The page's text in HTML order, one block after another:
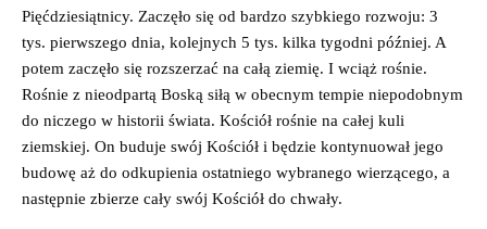
Pięćdziesiątnicy. Zaczęło się od bardzo szybkiego rozwoju: 3
tys. pierwszego dnia, kolejnych 5 tys. kilka tygodni później. A
potem zaczęło się rozszerzać na całą ziemię. I wciąż rośnie.
Rośnie z nieodpartą Boską siłą w obecnym tempie niepodobnym
do niczego w historii świata. Kościół rośnie na całej kuli
ziemskiej. On buduje swój Kościół i będzie kontynuował jego
budowę aż do odkupienia ostatniego wybranego wierzącego, a
następnie zbierze cały swój Kościół do chwały.